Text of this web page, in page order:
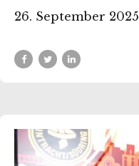
26. September 2025